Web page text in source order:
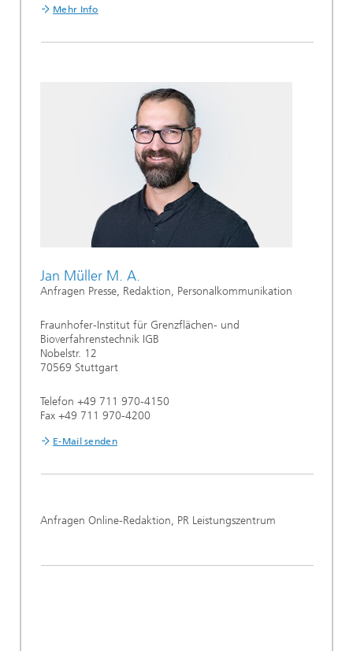
Mehr Info
Jan Müller M. A.
Anfragen Presse, Redaktion, Personalkommunikation
Fraunhofer-Institut für Grenzflächen- und
Bioverfahrenstechnik IGB
Nobelstr. 12
70569 Stuttgart
Telefon +49 711 970-4150
Fax +49 711 970-4200
E-Mail senden
Anfragen Online-Redaktion, PR Leistungszentrum